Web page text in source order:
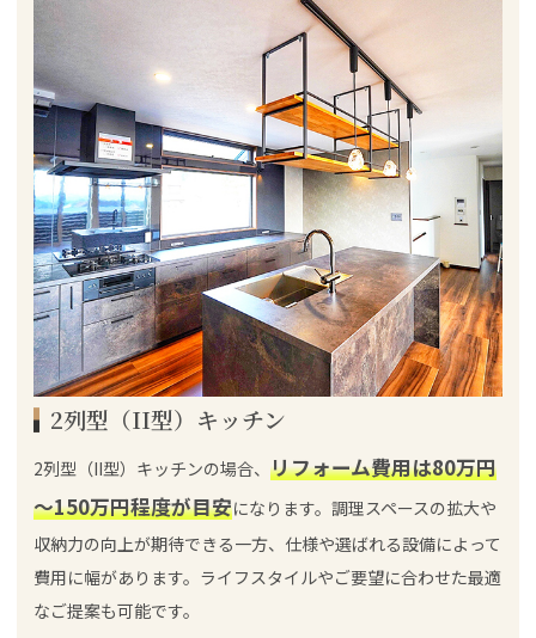
2列型（II型）キッチン
2列型（II型）キッチンの場合、 リフォーム費用は80万円
～150万円程度が目安になります。調理スペースの拡大や
収納力の向上が期待できる一方、仕様や選ばれる設備によって
費用に幅があります。ライフスタイルやご要望に合わせた最適
なご提案も可能です。